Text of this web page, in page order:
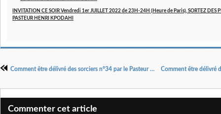
INVITATION CE SOIR Vendredi 1er JUILLET 2022 de 23H-24H (Heure de Paris), SORTEZ DES
PASTEUR HENRI KPODAHI
Comment être délivré des sorciers n°34 par le Pasteur Henri Kpodahi
Commenter cet article